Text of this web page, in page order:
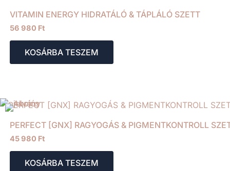
VITAMIN ENERGY HIDRATÁLÓ & TÁPLÁLÓ SZETT
56 980 Ft
KOSÁRBA TESZEM
PERFECT [GNX] RAGYOGÁS & PIGMENTKONTROLL
45 980 Ft
KOSÁRBA TESZEM